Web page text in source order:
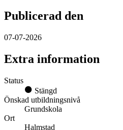
Publicerad den
07-07-2026
Extra information
Status
Stängd
Önskad utbildningsnivå
Grundskola
Ort
Halmstad